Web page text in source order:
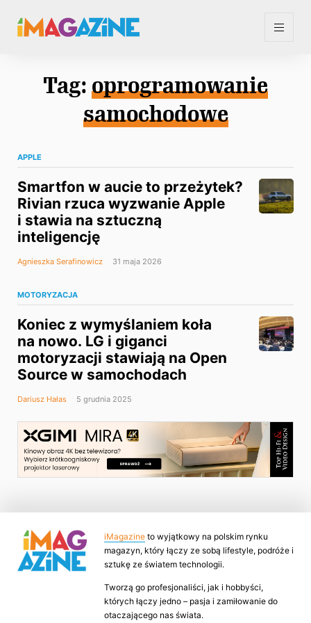
Tag: oprogramowanie
samochodowe
APPLE
Smartfon w aucie to przeżytek?
Rivian rzuca wyzwanie Apple
i stawia na sztuczną
inteligencję
Agnieszka Serafinowicz 31 maja 2026
MOTORYZACJA
Koniec z wymyślaniem koła
na nowo. LG i giganci
motoryzacji stawiają na Open
Source w samochodach
Dariusz Hałas 5 grudnia 2025
iMagazine to wyjątkowy na polskim rynku
magazyn, który łączy ze sobą lifestyle, podróże i
sztukę ze światem technologii.
Tworzą go profesjonaliści, jak i hobbyści,
których łączy jedno – pasja i zamiłowanie do
otaczającego nas świata.